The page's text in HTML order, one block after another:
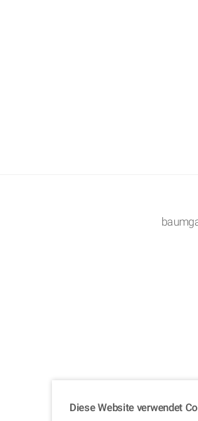
Diese Website verwendet